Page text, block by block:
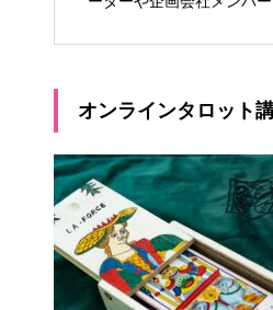
オンラインタロット